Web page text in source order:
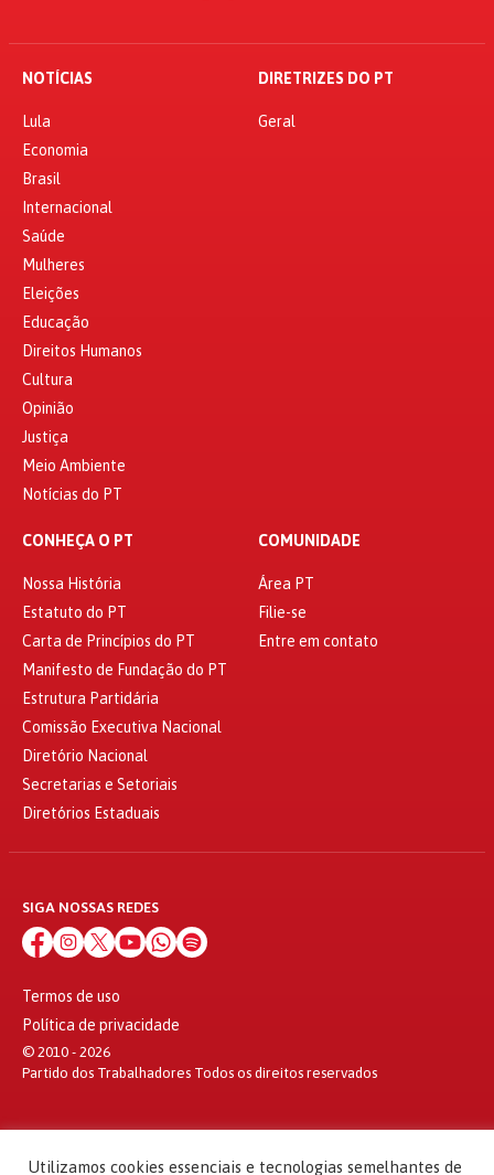
NOTÍCIAS
Lula
Economia
Brasil
Internacional
Saúde
Mulheres
Eleições
Educação
Direitos Humanos
Cultura
Opinião
Justiça
Meio Ambiente
Notícias do PT
DIRETRIZES DO PT
Geral
CONHEÇA O PT
Nossa História
Estatuto do PT
Carta de Princípios do PT
Manifesto de Fundação do PT
Estrutura Partidária
Comissão Executiva Nacional
Diretório Nacional
Secretarias e Setoriais
Diretórios Estaduais
COMUNIDADE
Área PT
Filie-se
Entre em contato
SIGA NOSSAS REDES
Termos de uso
Política de privacidade
© 2010 - 2026
Partido dos Trabalhadores Todos os direitos reservados
Utilizamos cookies essenciais e tecnologias semelhantes de